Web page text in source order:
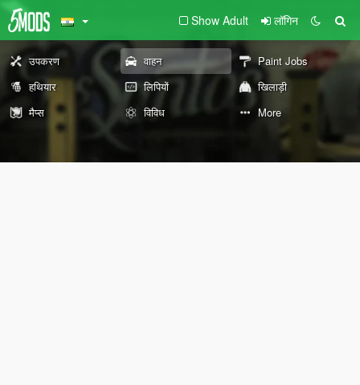
Show Adult लॉगिन
उपकरण वाहन
Paint Jobs
हथियार
लिपियों
खिलाड़ी
मैप्स
विविध More